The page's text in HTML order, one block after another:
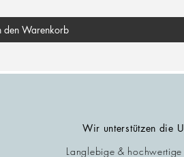
den Warenkorb
Wir unterstützen die
Langlebige &